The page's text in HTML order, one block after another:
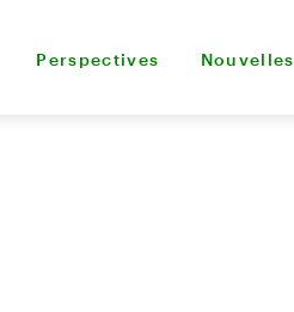
Perspectives Nouvelles